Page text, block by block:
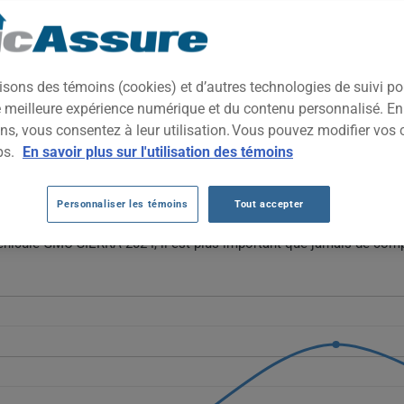
pleine grandeur robuste, conçue pour la remorque, le travail
capacité utilitaire et technologies modernes dans un format
SIERRA 2024 DEPUIS 2023.
2024 fluctuent plutôt qu'elles ne suivent une tendance linéaire,
à 2419 $ en 2026. Ces variations suggèrent une
GMC SIERRA 2024, il est plus important que jamais de
des témoins (cookies) et d’autres technologies de suivi
expérience numérique et du contenu personnalisé.
vous consentez à leur utilisation. Vous pouvez modifier vos
En savoir plus sur l'utilisation des témoins
Personnaliser les témoins Tout accepter